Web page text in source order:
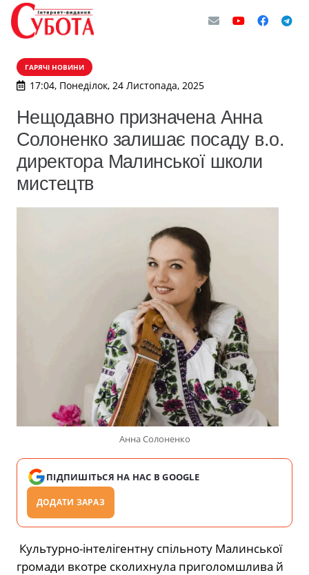
ГАРЯЧІ НОВИНИ
17:04, Понеділок, 24 Листопада, 2025
Нещодавно призначена Анна
Солоненко залишає посаду в.о.
директора Малинської школи
мистецтв
Анна Солоненко
ПІДПИШІТЬСЯ НА НАС В GOOGLE
ДОДАТИ ЗАРАЗ
Культурно-інтелігентну спільноту Малинської
громади вкотре сколихнула приголомшлива й